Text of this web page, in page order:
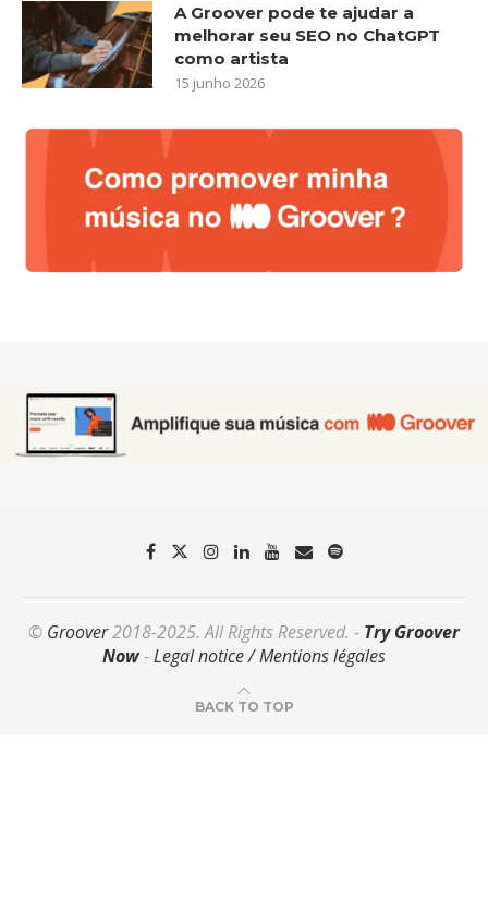
A Groover pode te ajudar a
melhorar seu SEO no ChatGPT
como artista
15 junho 2026
© Groover2018-2025. All Rights Reserved. - Try Groover
Now-Legal notice / Mentions légales
BACK TO TOP